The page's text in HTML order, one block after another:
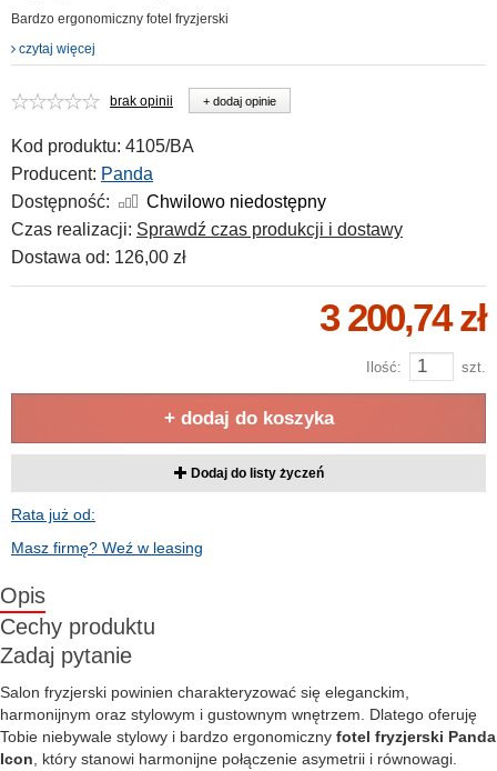
Bardzo ergonomiczny fotel fryzjerski
czytaj więcej
brak opinii + dodaj opinie
Kod produktu: 4105/BA
Producent: Panda
Dostępność:
Chwilowo niedostępny
Czas realizacji: Sprawdź czas produkcji i dostawy
Dostawa od: 126,00 zł
3 200,74 zł
Ilość: szt.
+ dodaj do koszyka
Dodaj do listy życzeń
Rata już od:
Masz firmę? Weź w leasing
Opis
Cechy produktu
Zadaj pytanie
Salon fryzjerski powinien charakteryzować się eleganckim,
harmonijnym oraz stylowym i gustownym wnętrzem. Dlatego oferuję
Tobie niebywale stylowy i bardzo ergonomiczny fotel fryzjerski Panda
Icon , który stanowi harmonijne połączenie asymetrii i równowagi.